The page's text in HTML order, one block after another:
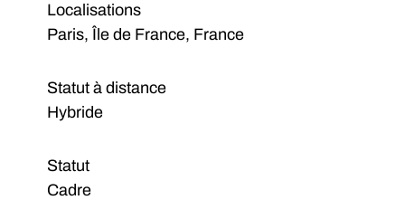
Localisations
Paris, Île de France, France
Statut à distance
Hybride
Statut
Cadre